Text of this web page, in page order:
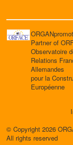
Partner of
Observatoire
Relations
Allemandes
pour la
Européenne
© Copyright 2026
All rights reserved